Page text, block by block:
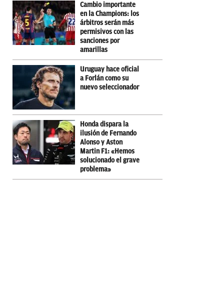
Cambio importante
en la Champions: los
árbitros serán más
permisivos con las
sanciones por
amarillas
Uruguay hace oficial
a Forlán como su
nuevo seleccionador
Honda dispara la
ilusión de Fernando
Alonso y Aston
Martin F1: «Hemos
solucionado el grave
problema»